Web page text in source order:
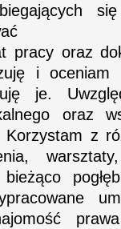
pracy oraz
i
je.
oraz
Korzystam z